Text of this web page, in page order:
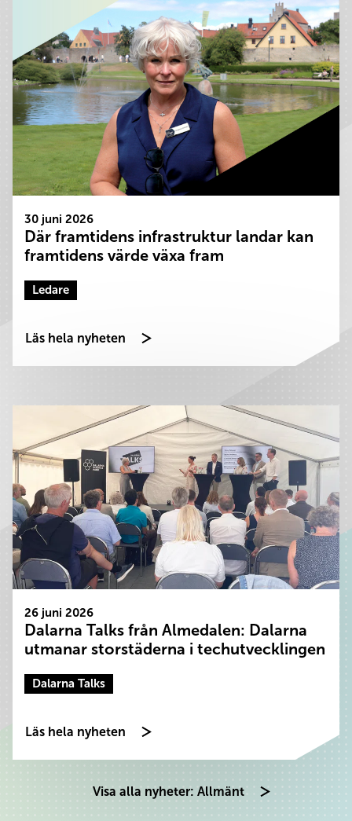
30 juni 2026
Där framtidens infrastruktur landar kan
framtidens värde växa fram
Ledare
Läs hela nyheten
26 juni 2026
Dalarna Talks från Almedalen: Dalarna
utmanar storstäderna i techutvecklingen
Dalarna Talks
Läs hela nyheten
Visa alla nyheter: Allmänt